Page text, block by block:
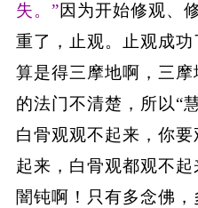
失。”因为开始修观、
重了，止观。止观成
算是得三摩地啊，三
的法门不清楚，所以“
白骨观观不起来，你
起来，白骨观都观不
闇钝啊！只有多念佛